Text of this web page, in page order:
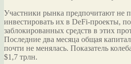
Участники рынка предпочитают не
инвестировать их в DeFi-проекты,
заблокированных средств в этих
Последние два месяца общая
почти не менялась. Показатель
$1,7 трлн.